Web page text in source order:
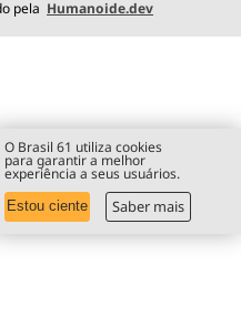
pela Humanoide.dev
O Brasil 61 utiliza cookies
para garantir a melhor
experiência a seus usuários.
Estou ciente Saber mais